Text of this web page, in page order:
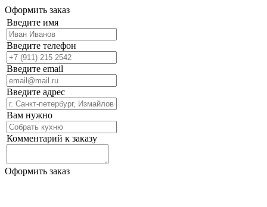
Оформить заказ
Введите имя
Введите телефон
Введите email
Введите адрес
Вам нужно
Комментарий к заказу
Оформить заказ